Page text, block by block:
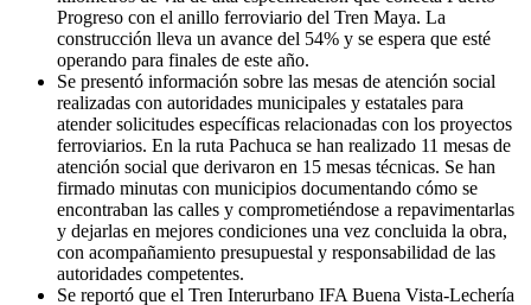
Progreso con el anillo ferroviario del Tren Maya. La
construcción lleva un avance del 54% y se espera que esté
operando para finales de este año.
Se presentó información sobre las mesas de atención social
realizadas con autoridades municipales y estatales para
atender solicitudes específicas relacionadas con los proyectos
ferroviarios. En la ruta Pachuca se han realizado 11 mesas de
atención social que derivaron en 15 mesas técnicas. Se han
firmado minutas con municipios documentando cómo se
encontraban las calles y comprometiéndose a repavimentarlas
y dejarlas en mejores condiciones una vez concluida la obra,
con acompañamiento presupuestal y responsabilidad de las
autoridades competentes.
Se reportó que el Tren Interurbano IFA Buena Vista-Lechería